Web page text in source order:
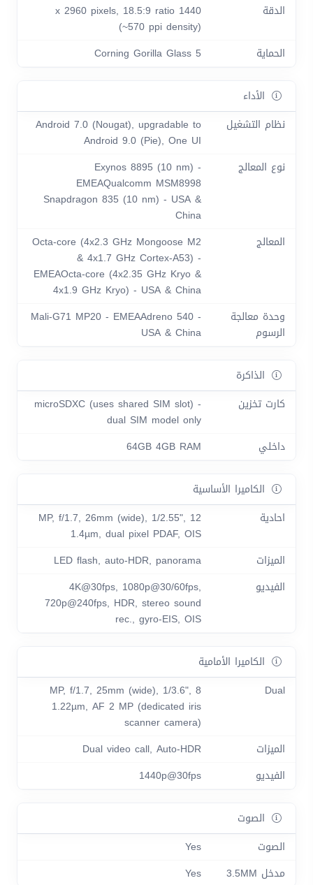
الدقة
1440 x 2960 pixels, 18.5:9 ratio
(~570 ppi density)
الحماية
Corning Gorilla Glass 5
الأداء
نظام التشغيل
Android 7.0 (Nougat), upgradable to
Android 9.0 (Pie), One UI
نوع المعالج
Exynos 8895 (10 nm) -
EMEAQualcomm MSM8998
Snapdragon 835 (10 nm) - USA &
China
المعالج
Octa-core (4x2.3 GHz Mongoose M2
& 4x1.7 GHz Cortex-A53) -
EMEAOcta-core (4x2.35 GHz Kryo &
4x1.9 GHz Kryo) - USA & China
وحدة معالجة
الرسوم
Mali-G71 MP20 - EMEAAdreno 540 -
USA & China
الذاكرة
كارت تخزين
microSDXC (uses shared SIM slot) -
dual SIM model only
داخلي
64GB 4GB RAM
الكاميرا الأساسية
احادية
12 MP, f/1.7, 26mm (wide), 1/2.55",
1.4µm, dual pixel PDAF, OIS
الميزات
LED flash, auto-HDR, panorama
الفيديو
4K@30fps, 1080p@30/60fps,
720p@240fps, HDR, stereo sound
rec., gyro-EIS, OIS
الكاميرا الأمامية
Dual
8 MP, f/1.7, 25mm (wide), 1/3.6",
1.22µm, AF 2 MP (dedicated iris
scanner camera)
الميزات
Dual video call, Auto-HDR
الفيديو
1440p@30fps
الصوت
الصوت
Yes
مدخل 3.5MM
Yes